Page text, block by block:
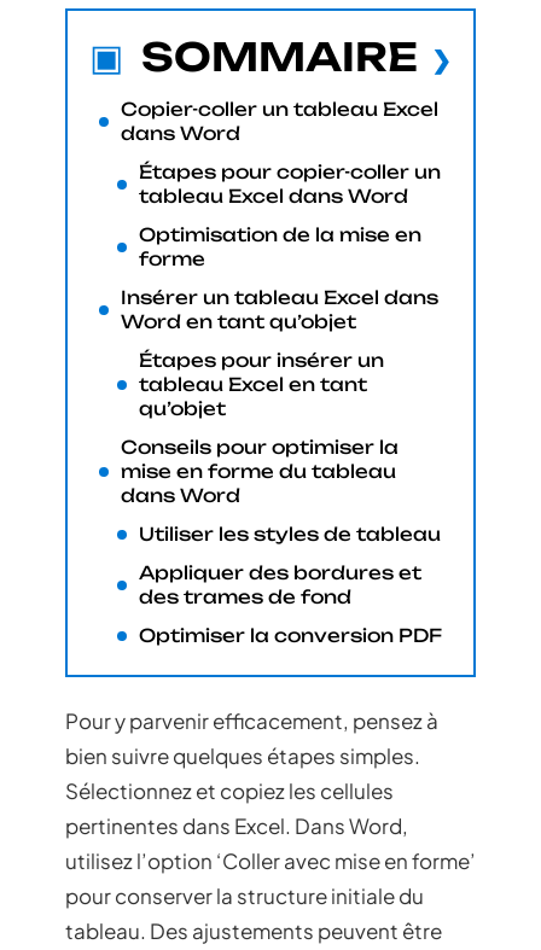
SOMMAIRE
Copier-coller un tableau Excel
dans Word
Étapes pour copier-coller un
tableau Excel dans Word
Optimisation de la mise en
forme
Insérer un tableau Excel dans
Word en tant qu’objet
Étapes pour insérer un
tableau Excel en tant
qu’objet
Conseils pour optimiser la
mise en forme du tableau
dans Word
Utiliser les styles de tableau
Appliquer des bordures et
des trames de fond
Optimiser la conversion PDF
Pour y parvenir efficacement, pensez à
bien suivre quelques étapes simples.
Sélectionnez et copiez les cellules
pertinentes dans Excel. Dans Word,
utilisez l’option ‘Coller avec mise en forme’
pour conserver la structure initiale du
tableau. Des ajustements peuvent être